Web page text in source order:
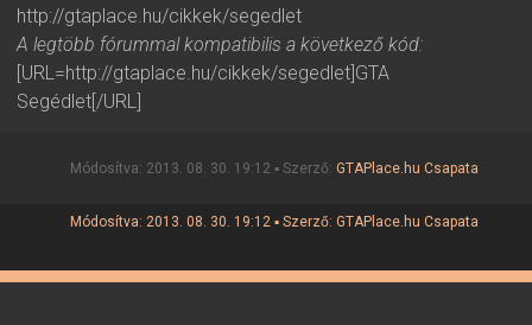
http://gtaplace.hu/cikkek/segedlet
A legtöbb fórummal kompatibilis a következő kód:
[URL=http://gtaplace.hu/cikkek/segedlet]GTA
Segédlet[/URL]
Módosítva: 2013. 08. 30. 19:12 ▪ Szerző: GTAPlace.hu Csapata
Módosítva: 2013. 08. 30. 19:12 ▪ Szerző: GTAPlace.hu Csapata